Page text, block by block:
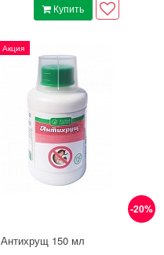
Купить
-20%
Акция
Антихрущ 150 мл